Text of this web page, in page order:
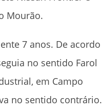
Mourão.
7 anos. De acordo
no sentido Farol
em Campo
no sentido contrário.